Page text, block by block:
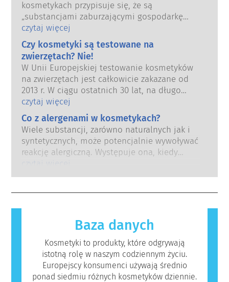
kosmetykach przypisuje się, że są
„substancjami zaburzającymi gospodarkę
hormonalną”, ponieważ mogą naśladować
niektóre właściwości naszych hormonów.
Tylko dlatego, że coś może naśladować
hormon, nie oznacza to, że zakłóci
prawidłowe funkcjonowanie układu
hormonalnego.
Wiele substancji, w tym te naturalne,
naśladuje hormony. Bardzo niewiele
substancji jednak, a są to głównie leki o
silnym działaniu, ma potwierdzone działanie
powodujące zaburzenia układu
hormonalnego.
potencjalne zagrożenia, w tym potencjalne
zaburzenia funkcjonowania układu
hormonalnego.
czytaj więcej
Czy kosmetyki są testowane na
zwierzętach? Nie!
W Unii Europejskiej testowanie kosmetyków
na zwierzętach jest całkowicie zakazane od
2013 r. W ciągu ostatnich 30 lat, na długo
przed wprowadzeniem zakazu, przemysł
kosmetyczny inwestował w badania i rozwój,
tak aby stworzyć pionierskie alternatywy dla
testowania na zwierzętach w celu oceny
bezpieczeństwa składników i produktów
kosmetycznych.
czytaj więcej
Co z alergenami w kosmetykach?
Wiele substancji, zarówno naturalnych jak i
syntetycznych, może potencjalnie wywoływać
reakcję alergiczną. Występuje ona, kiedy
na substancje, które dla większości ludzi są
mogą zawierać składniki, które dla niektórych
osób mogą okazać się alergizujące. Nie
oznacza to jednak, że produkt nie jest
bezpieczny dla innych.
Baza danych
Kosmetyki to produkty, które odgrywają
istotną rolę w naszym codziennym życiu.
Europejscy konsumenci używają średnio
ponad siedmiu różnych kosmetyków dziennie.